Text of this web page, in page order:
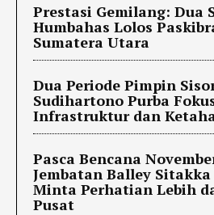
Prestasi Gemilang: Dua
Humbahas Lolos
Sumatera Utara
Dua Periode Pimpin
Sudihartono Purba
Infrastruktur dan
Pasca Bencana
Jembatan Balley
Minta Perhatian Lebih
Pusat